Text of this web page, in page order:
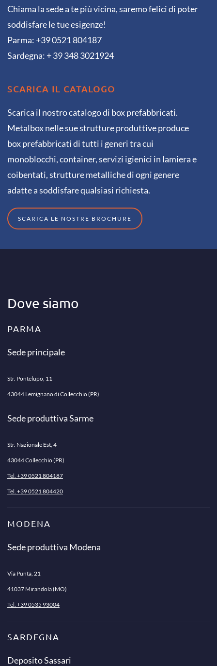
Chiama la sede a te più vicina, saremo felici di poter
soddisfare le tue esigenze!
Parma: +39 0521 804187
Sardegna: + 39 348 3021924
SCARICA IL CATALOGO
Scarica il nostro catalogo di box prefabbricati.
Metalbox nelle sue strutture produttive produce
box prefabbricati di tutti i generi tra cui
monoblocchi, container, servizi igienici in lamiera e
coibentati, strutture metalliche di ogni genere
adatte a soddisfare qualsiasi richiesta.
SCARICA LE NOSTRE BROCHURE
Dove siamo
PARMA
Sede principale
Str. Pontelupo, 11
43044 Lemignano di Collecchio (PR)
Sede produttiva Sarme
Str. Nazionale Est, 4
43044 Collecchio (PR)
Tel. +39 0521 804187
Tel. +39 0521 804420
MODENA
Sede produttiva Modena
Via Punta, 21
41037 Mirandola (MO)
Tel. +39 0535 93004
SARDEGNA
Deposito Sassari